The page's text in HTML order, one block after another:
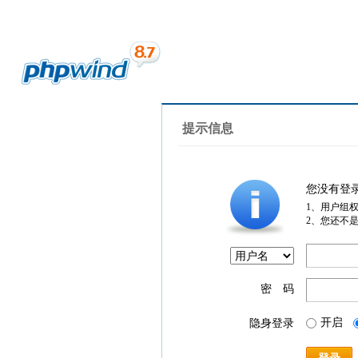
提示信息
您没有登
1、用户组
2、您还不
密 码
隐身登录 开启